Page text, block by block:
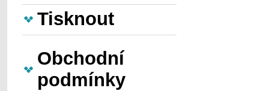
Tisknout
Obchodní
podmínky